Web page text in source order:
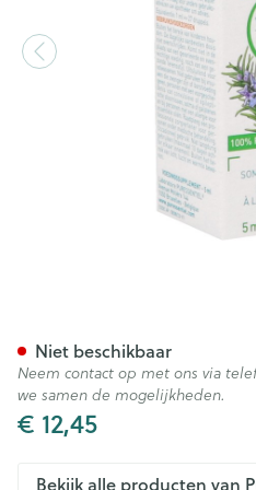
€ 12,45
Niet beschikbaar
Neem contact op met ons via
we samen de mogelijkheden.
Bekijk alle producten van